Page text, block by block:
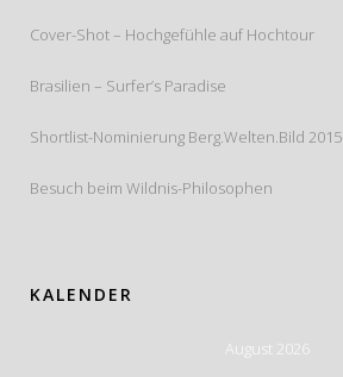
Cover-Shot – Hochgefühle auf Hochtour
Brasilien – Surfer’s Paradise
Shortlist-Nominierung Berg.Welten.Bild 2015
Besuch beim Wildnis-Philosophen
KALENDER
August 2026